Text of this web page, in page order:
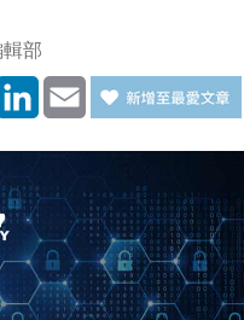
部
LinkedIn
Email